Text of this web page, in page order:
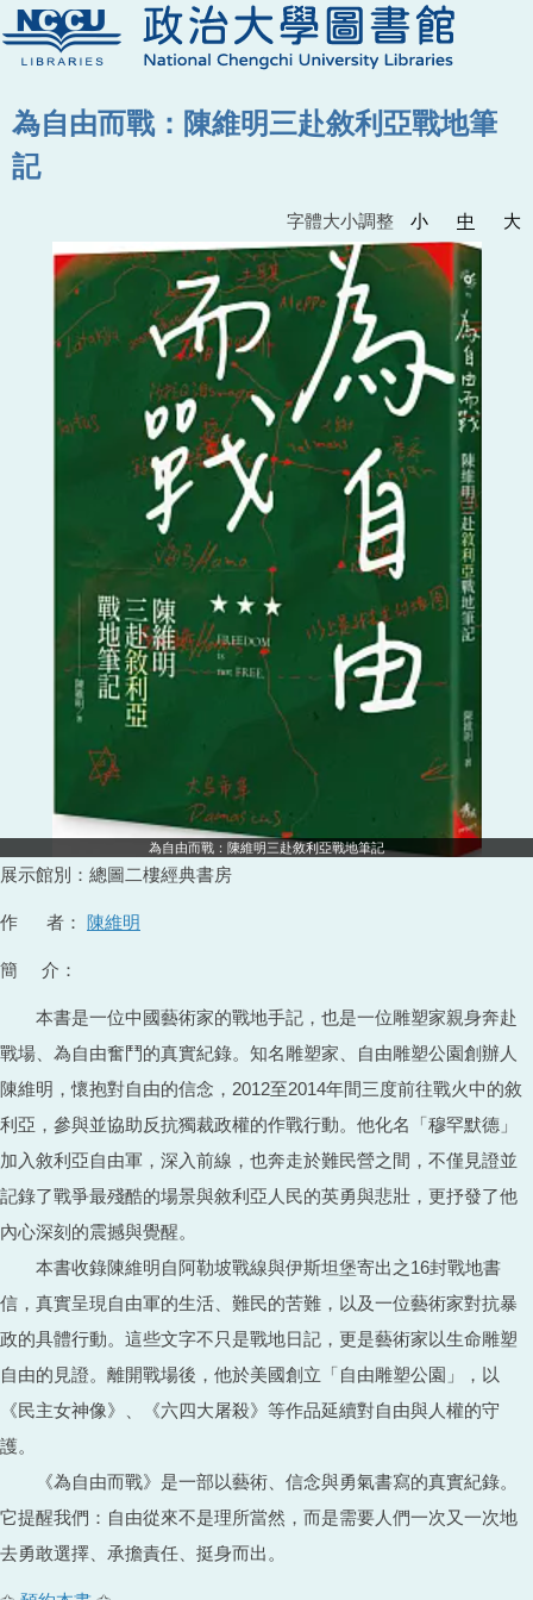
為自由而戰：陳維明三赴敘利亞戰地筆
記
字體大小調整 小 中 大
為自由而戰：陳維明三赴敘利亞戰地筆記
展示館別：總圖二樓經典書房
作 者： 陳維明
簡 介：
本書是一位中國藝術家的戰地手記，也是一位雕塑家親身奔赴
戰場、為自由奮鬥的真實紀錄。知名雕塑家、自由雕塑公園創辦人
陳維明，懷抱對自由的信念，2012至2014年間三度前往戰火中的敘
利亞，參與並協助反抗獨裁政權的作戰行動。他化名「穆罕默德」
加入敘利亞自由軍，深入前線，也奔走於難民營之間，不僅見證並
記錄了戰爭最殘酷的場景與敘利亞人民的英勇與悲壯，更抒發了他
內心深刻的震撼與覺醒。
本書收錄陳維明自阿勒坡戰線與伊斯坦堡寄出之16封戰地書
信，真實呈現自由軍的生活、難民的苦難，以及一位藝術家對抗暴
政的具體行動。這些文字不只是戰地日記，更是藝術家以生命雕塑
自由的見證。離開戰場後，他於美國創立「自由雕塑公園」，以
《民主女神像》、《六四大屠殺》等作品延續對自由與人權的守
護。
《為自由而戰》是一部以藝術、信念與勇氣書寫的真實紀錄。
它提醒我們：自由從來不是理所當然，而是需要人們一次又一次地
去勇敢選擇、承擔責任、挺身而出。